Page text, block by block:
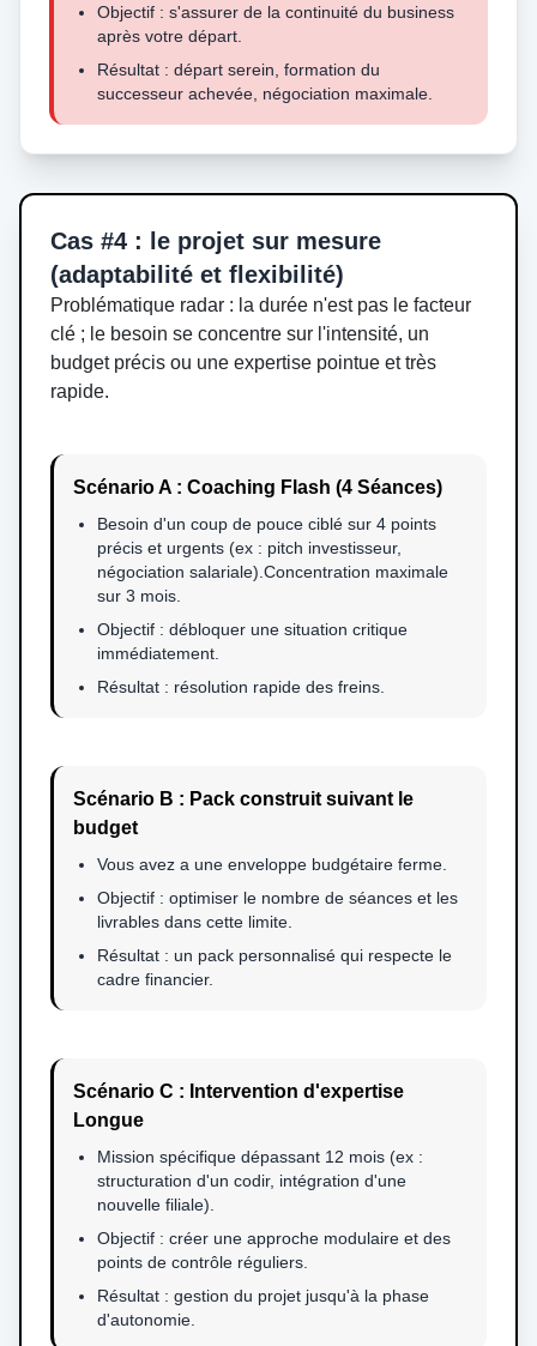
Objectif : s'assurer de la continuité du business
après votre départ.
Résultat : départ serein, formation du
successeur achevée, négociation maximale.
Cas #4 : le projet sur mesure
(adaptabilité et flexibilité)
Problématique radar : la durée n'est pas le facteur
clé ; le besoin se concentre sur l'intensité, un
budget précis ou une expertise pointue et très
rapide.
Scénario A : Coaching Flash (4 Séances)
Besoin d'un coup de pouce ciblé sur 4 points
précis et urgents (ex : pitch investisseur,
négociation salariale).Concentration maximale
sur 3 mois.
Objectif : débloquer une situation critique
immédiatement.
Résultat : résolution rapide des freins.
Scénario B : Pack construit suivant le
budget
Vous avez a une enveloppe budgétaire ferme.
Objectif : optimiser le nombre de séances et les
livrables dans cette limite.
Résultat : un pack personnalisé qui respecte le
cadre financier.
Scénario C : Intervention d'expertise
Longue
Mission spécifique dépassant 12 mois (ex :
structuration d'un codir, intégration d'une
nouvelle filiale).
Objectif : créer une approche modulaire et des
points de contrôle réguliers.
Résultat : gestion du projet jusqu'à la phase
d'autonomie.